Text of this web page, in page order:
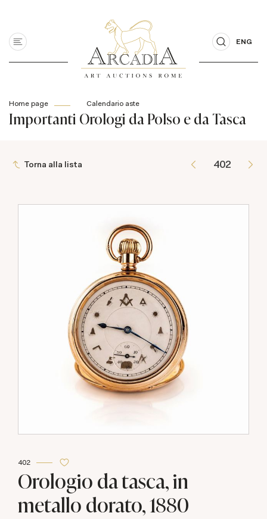
ENG
Home page Calendario aste
Importanti Orologi da Polso e da Tasca
Torna alla lista
402
Orologio da tasca, in
metallo dorato, 1880